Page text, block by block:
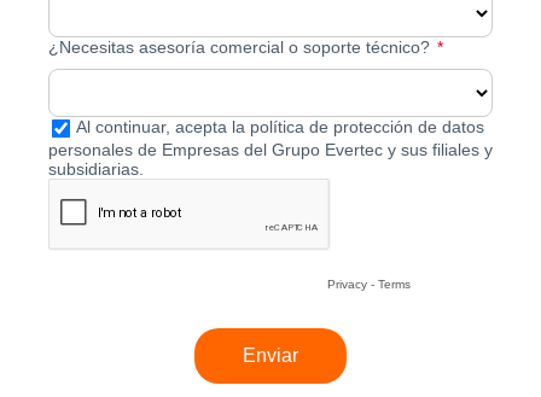
¿Necesitas asesoría comercial o soporte técnico?
Al continuar, acepta la política de protección de datos
personales de Empresas del Grupo Evertec y sus filiales y
subsidiarias.
Privacy - Terms